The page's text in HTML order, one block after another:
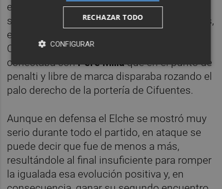
el área rival. Fruto de lo anterior llegaría la
segunda y última ocasión de los franjiverdes,
en la que Fidel la ponía al área donde Juan
Cruz, con un muy buen gesto técnico,
conectaba conPere Millaque en el punto de
penalti y libre de marca disparaba rozando el
palo derecho de la portería de Cifuentes.
Aunque en defensa el Elche se mostró muy
serio durante todo el partido, en ataque se
puede decir que fue de menos a más,
resultándole al final insuficiente para romper
la igualada esa evolución positiva y, en
RECHAZAR TODO
CONFIGURAR